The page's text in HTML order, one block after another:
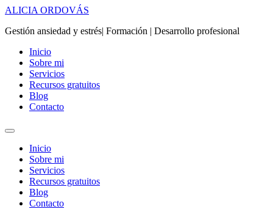
Ir
contenido
ALICIA ORDOVÁS
Gestión ansiedad y estrés| Formación | Desarrollo profesional
Inicio
Sobre mi
Servicios
Recursos gratuitos
Blog
Contacto
Inicio
Sobre mi
Servicios
Recursos gratuitos
Blog
Contacto